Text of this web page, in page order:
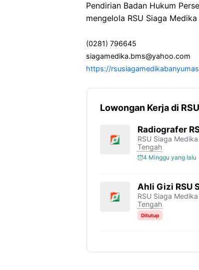
Pendirian Badan Hukum
mengelola RSU Siaga Medika
(0281) 796645
siagamedika.bms@yahoo.com
https://
Lowongan Kerja di
Radiografer
RSU Siaga
Tengah
4 Minggu yang lalu
Ahli Gizi RSU
RSU Siaga
Tengah
Ditutup